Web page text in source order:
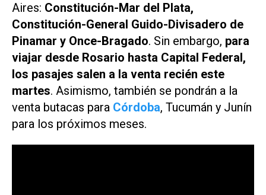
Aires: Constitución-Mar del Plata,
Constitución-General Guido-Divisadero de
Pinamar y Once-Bragado. Sin embargo, para
viajar desde Rosario hasta Capital Federal,
los pasajes salen a la venta recién este
martes. Asimismo, también se pondrán a la
venta butacas para Córdoba, Tucumán y Junín
para los próximos meses.